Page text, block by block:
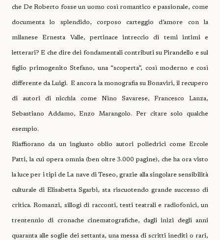
che De Roberto fosse un uomo così romantico e passionale, come
documenta lo splendido, corposo carteggio d’amore con la
milanese Ernesta Valle, pertinace intreccio di temi intimi e
letterari? E che dire dei fondamentali contributi su Pirandello e sul
figlio primogenito Stefano, una “scoperta”, così moderno e così
differente da Luigi. E ancora la monografia su Bonaviri, il recupero
di autori di nicchia come Nino Savarese, Francesco Lanza,
Sebastiano Addamo, Enzo Marangolo. Per citare solo qualche
esempio.
Riaffiorano da un ingiusto oblio autori poliedrici come Ercole
Patti, la cui opera omnia (ben oltre 3.000 pagine), che ha ora visto
la luce per i tipi de La nave di Teseo, grazie alla singolare sensibilità
culturale di Elisabetta Sgarbi, sta riscuotendo grande successo di
critica. Romanzi, sillogi di racconti, testi teatrali e radiofonici, un
trentennio di cronache cinematografiche, dagli inizi degli anni
quaranta alle soglie dei settanta, una messa di scritti inediti o rari,